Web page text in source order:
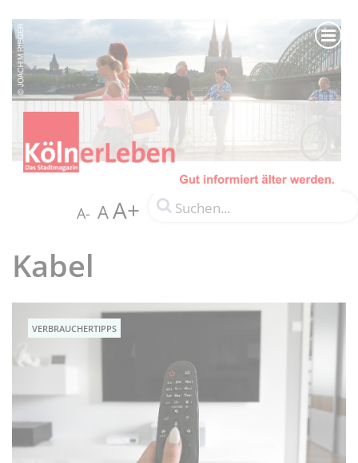
A- AA+
Kabel
VERBRAUCHERTIPPS